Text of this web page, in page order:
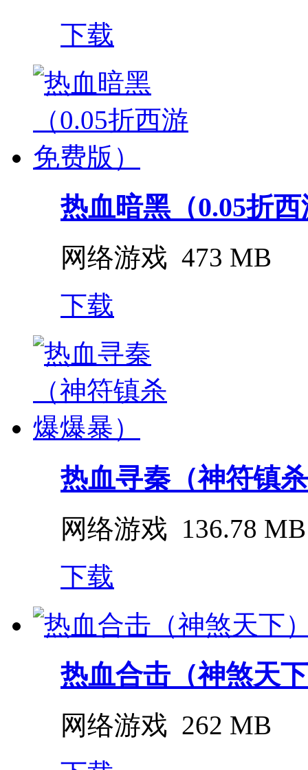
下载
热血暗黑（0.05折
网络游戏 473 MB
下载
热血寻秦（神符镇
网络游戏 136.78 MB
下载
热血合击（神煞天
网络游戏 262 MB